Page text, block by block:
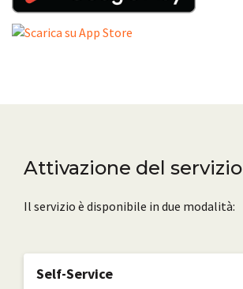
Attivazione del servizio
Il servizio è disponibile in due modalità:
Self-Service